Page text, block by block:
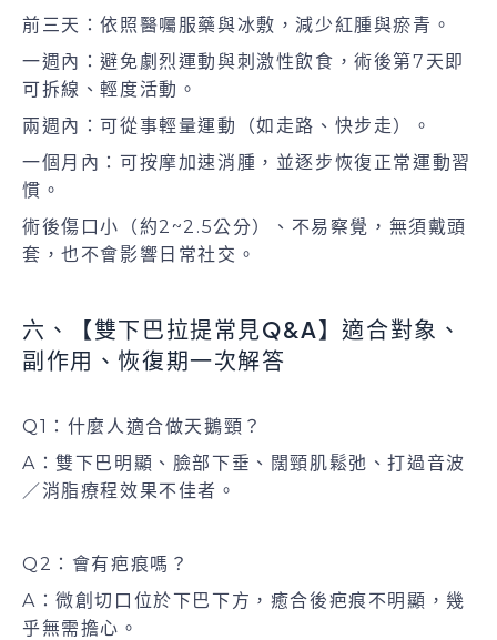
前三天：依照醫囑服藥與冰敷，減少紅腫與瘀青。
一週內：避免劇烈運動與刺激性飲食，術後第7天即
可拆線、輕度活動。
兩週內：可從事輕量運動（如走路、快步走）。
一個月內：可按摩加速消腫，並逐步恢復正常運動習
慣。
術後傷口小（約2~2.5公分）、不易察覺，無須戴頭
套，也不會影響日常社交。
六、【雙下巴拉提常見Q&A】適合對象、
副作用、恢復期一次解答
Q1：什麼人適合做天鵝頸？
A：雙下巴明顯、臉部下垂、闊頸肌鬆弛、打過音波
／消脂療程效果不佳者。
Q2：會有疤痕嗎？
A：微創切口位於下巴下方，癒合後疤痕不明顯，幾
乎無需擔心。